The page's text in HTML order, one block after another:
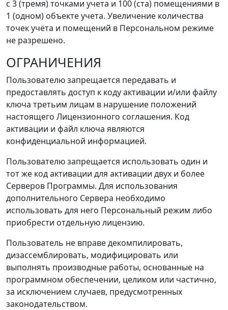
с 3 (тремя) точками учета и 100 (ста) помещениями в
1 (одном) объекте учета. Увеличение количества
точек учёта и помещений в Персональном режиме
не разрешено.
ОГРАНИЧЕНИЯ
Пользователю запрещается передавать и
предоставлять доступ к коду активации и/или файлу
ключа третьим лицам в нарушение положений
настоящего Лицензионного соглашения. Код
активации и файл ключа являются
конфиденциальной информацией.
Пользователю запрещается использовать один и
тот же код активации для активации двух и более
Серверов Программы. Для использования
дополнительного Сервера необходимо
использовать для него Персональный режим либо
приобрести отдельную лицензию.
Пользователь не вправе декомпилировать,
дизассемблировать, модифицировать или
выполнять производные работы, основанные на
программном обеспечении, целиком или частично,
за исключением случаев, предусмотренных
законодательством.